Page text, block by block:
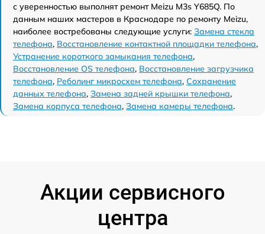
с уверенностью выполнят ремонт Meizu M3s Y685Q. По
данным наших мастеров в Краснодаре по ремонту Meizu,
наиболее востребованы следующие услуги: Замена стекла
телефона, Восстановление контактной площадки телефона,
Устранение короткого замыкания телефона,
Восстановление OS телефона, Восстановление загрузчика
телефона, Реболинг микросхем телефона, Сохранение
данных телефона, Замена задней крышки телефона,
Замена корпуса телефона, Замена камеры телефона.
Акции сервисного
центра